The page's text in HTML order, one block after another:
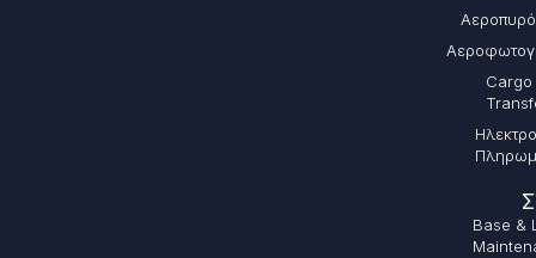
Cargo
Base &